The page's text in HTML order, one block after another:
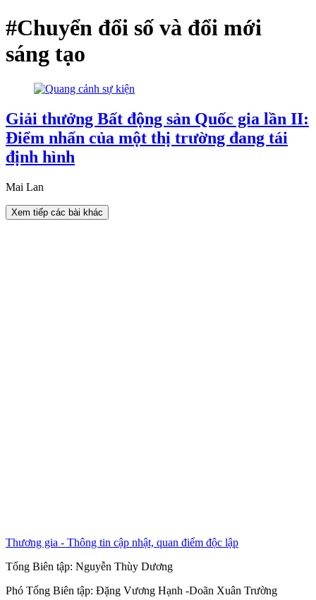
#Chuyển đổi số và đổi mới
sáng tạo
Giải thưởng Bất động sản Quốc gia lần II:
Điểm nhấn của một thị trường đang tái
định hình
Mai Lan
Xem tiếp các bài khác
Thương gia - Thông tin cập nhật, quan điểm độc lập
Tổng Biên tập: Nguyễn Thùy Dương
Phó Tổng Biên tập: Đặng Vương Hạnh -Doãn Xuân Trường